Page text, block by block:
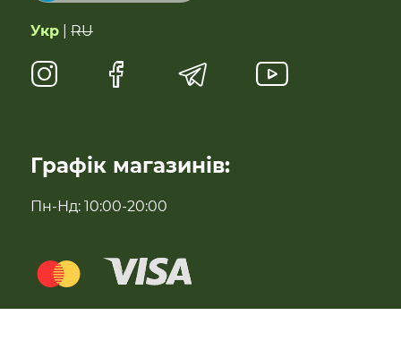
Графік магазинів:
Пн-Нд: 10:00-20:00
Напої
Натуральні солодощі
Для імунітету
Укр RU